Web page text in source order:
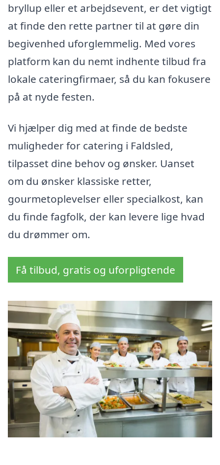
bryllup eller et arbejdsevent, er det vigtigt
at finde den rette partner til at gøre din
begivenhed uforglemmelig. Med vores
platform kan du nemt indhente tilbud fra
lokale cateringfirmaer, så du kan fokusere
på at nyde festen.
Vi hjælper dig med at finde de bedste
muligheder for catering i Faldsled,
tilpasset dine behov og ønsker. Uanset
om du ønsker klassiske retter,
gourmetoplevelser eller specialkost, kan
du finde fagfolk, der kan levere lige hvad
du drømmer om.
Få tilbud, gratis og uforpligtende